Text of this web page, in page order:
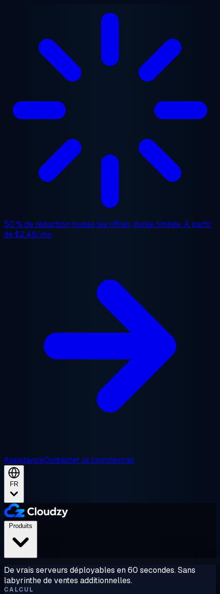
50 % de réduction toutes les offres, durée limitée. À partir
de$2.48/mo
AssistanceContacter le commercial
FR
De vrais serveurs déployables en 60 secondes. Sans
labyrinthe de ventes additionnelles.
CALCUL